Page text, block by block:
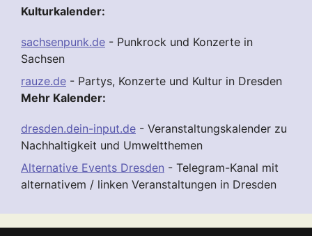
Kulturkalender:
sachsenpunk.de - Punkrock und Konzerte in
Sachsen
rauze.de - Partys, Konzerte und Kultur in Dresden
Mehr Kalender:
dresden.dein-input.de - Veranstaltungskalender zu
Nachhaltigkeit und Umweltthemen
Alternative Events Dresden - Telegram-Kanal mit
alternativem / linken Veranstaltungen in Dresden